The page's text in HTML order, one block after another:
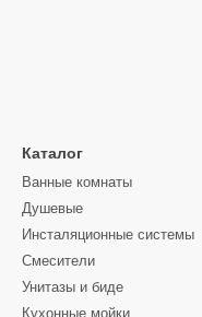
Каталог
Ванные комнаты
Душевые
Инсталяционные системы
Смесители
Унитазы и биде
Кухонные мойки